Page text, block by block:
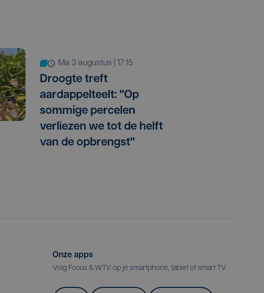
ma 3 augustus | 17:15
Droogte treft
aardappelteelt: "Op
sommige percelen
verliezen we tot de helft
van de opbrengst"
Onze apps
Volg Focus & WTV op je smartphone, tablet of smart TV.